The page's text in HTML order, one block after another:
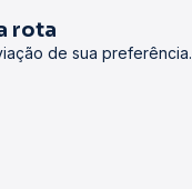
rota
de sua preferência.